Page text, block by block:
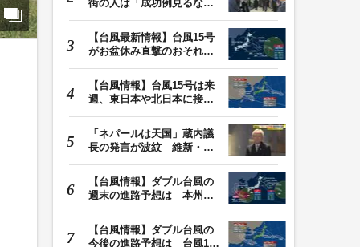
街の人は「成功例見るなら
【台風最新情報】台風15号
がお盆休み直撃のおそれ
【台風情報】台風15号は来
週、東日本や北日本に接近
「ネパールは天国」蔵内議
長の発言が波紋 維新・吉
【台風情報】ダブル台風の
週末の進路予想は 本州は
【台風情報】ダブル台風の
今後の進路予想は 台風13